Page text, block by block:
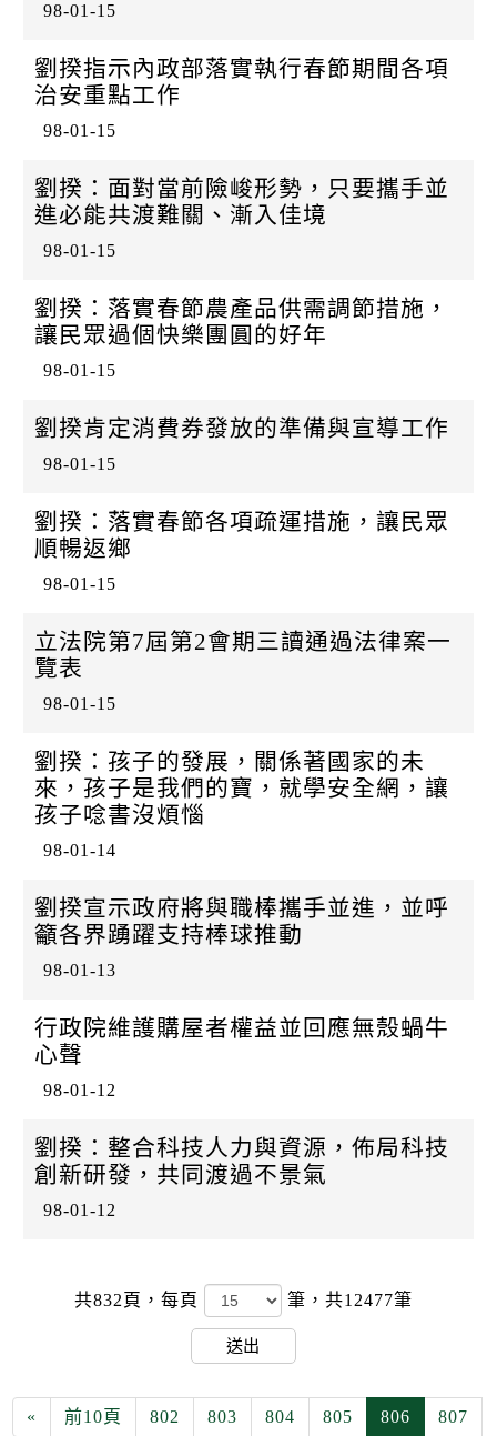
98-01-15
劉揆指示內政部落實執行春節期間各項
治安重點工作
98-01-15
劉揆：面對當前險峻形勢，只要攜手並
進必能共渡難關、漸入佳境
98-01-15
劉揆：落實春節農產品供需調節措施，
讓民眾過個快樂團圓的好年
98-01-15
劉揆肯定消費券發放的準備與宣導工作
98-01-15
劉揆：落實春節各項疏運措施，讓民眾
順暢返鄉
98-01-15
立法院第7屆第2會期三讀通過法律案一
覽表
98-01-15
劉揆：孩子的發展，關係著國家的未
來，孩子是我們的寶，就學安全網，讓
孩子唸書沒煩惱
98-01-14
劉揆宣示政府將與職棒攜手並進，並呼
籲各界踴躍支持棒球推動
98-01-13
行政院維護購屋者權益並回應無殼蝸牛
心聲
98-01-12
劉揆：整合科技人力與資源，佈局科技
創新研發，共同渡過不景氣
98-01-12
共832頁， 每頁 筆，共12477筆
送出
« 前10頁 802 803 804 805 806 807